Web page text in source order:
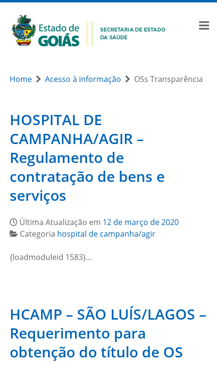
Home Acesso à informação OSs Transparência
HOSPITAL DE
CAMPANHA/AGIR –
Regulamento de
contratação de bens e
serviços
Última Atualização em 12 de março de 2020
Categoria hospital de campanha/agir
{loadmoduleid 1583}…
HCAMP – SÃO LUÍS/LAGOS –
Requerimento para
obtenção do título de OS